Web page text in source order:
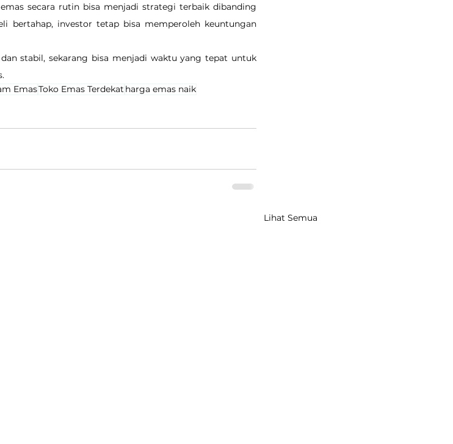
secara rutin bisa menjadi strategi terbaik dibanding
bertahap, investor tetap bisa memperoleh keuntungan
stabil, sekarang bisa menjadi waktu yang tepat untuk
EmasToko Emas Terdekat harga emas naik
Lihat Semua